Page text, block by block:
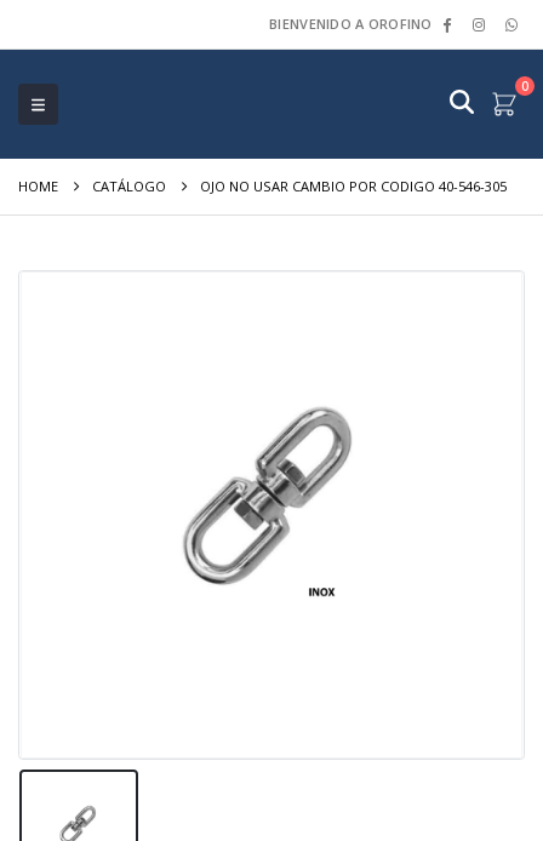
BIENVENIDO A OROFINO
0
HOME CATÁLOGO OJO NO USAR CAMBIO POR CODIGO 40-546-305